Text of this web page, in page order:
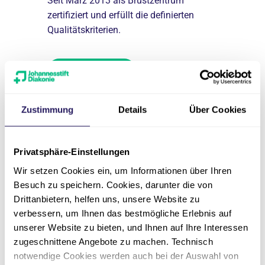
Zustimmung Details Über Cookies
Privatsphäre-Einstellungen
Wir setzen Cookies ein, um Informationen über Ihren
Besuch zu speichern. Cookies, darunter die von
Drittanbietern, helfen uns, unsere Website zu
verbessern, um Ihnen das bestmögliche Erlebnis auf
unserer Website zu bieten, und Ihnen auf Ihre Interessen
zugeschnittene Angebote zu machen. Technisch
notwendige Cookies werden auch bei der Auswahl von
zertifiziert und erfüllt die definierten
Qualitätskriterien.
Mehr erfahren
Einhaltung
Wissenschaftliche Studien